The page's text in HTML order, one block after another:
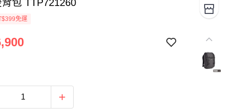
包 TTP721260
免運